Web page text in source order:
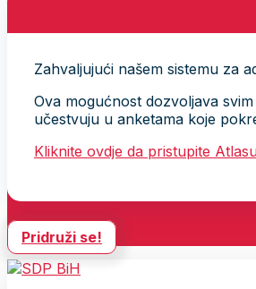
Zahvaljujući našem sistemu za
Ova mogućnost dozvoljava
učestvuju u anketama koje
Kliknite ovdje da pristupite
Pridruži se!